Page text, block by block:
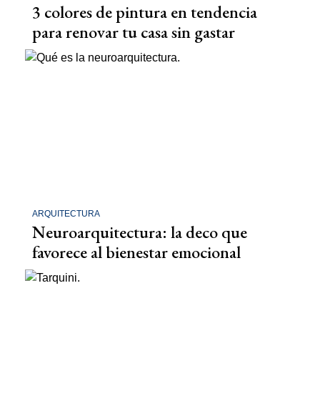
3 colores de pintura en tendencia
para renovar tu casa sin gastar
ARQUITECTURA
Neuroarquitectura: la deco que
favorece al bienestar emocional